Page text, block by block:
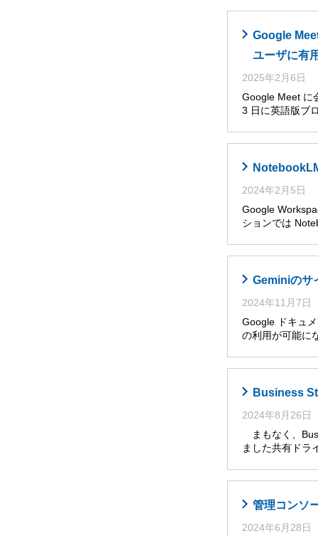
Google
ユーザに有
2025年2月6日
Google Meet に
3 日に英語版ブ
2024年2月5日
Google
ションでは
Geminiのサ
2024年11月7日
Google ドキュ
の利用が可能に
Business
2024年8月26日
まもなく、
ました共有ドラ
管理コンソ
2024年6月28日